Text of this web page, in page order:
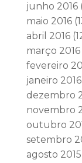
junho 2016
maio 2016
abril 2016
março 2016
fevereiro
janeiro 2016
dezembro
novembro
outubro
setembro
agosto 2015